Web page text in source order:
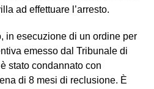
ad effettuare l’arresto.
in esecuzione di un ordine per
emesso dal Tribunale di
stato condannato con
di 8 mesi di reclusione. È